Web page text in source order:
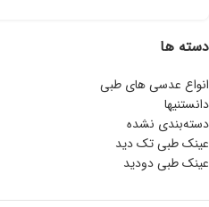
دسته ها
انواع عدسی های طبی
دانستنیها
دسته‌بندی نشده
عینک طبی تک دید
عینک طبی دودید